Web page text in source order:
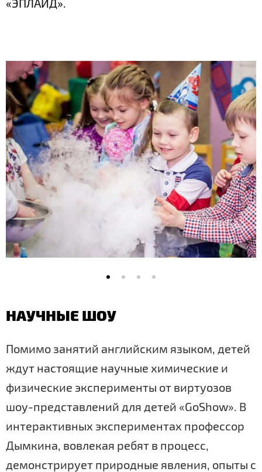
«ЭПЛАЙД».
НАУЧНЫЕ ШОУ
Помимо занятий английским языком, детей
ждут настоящие научные химические и
физические эксперименты от виртуозов
шоу-представлений для детей «GoShow». В
интерактивных экспериментах профессор
Дымкина, вовлекая ребят в процесс,
демонстрирует природные явления, опыты с